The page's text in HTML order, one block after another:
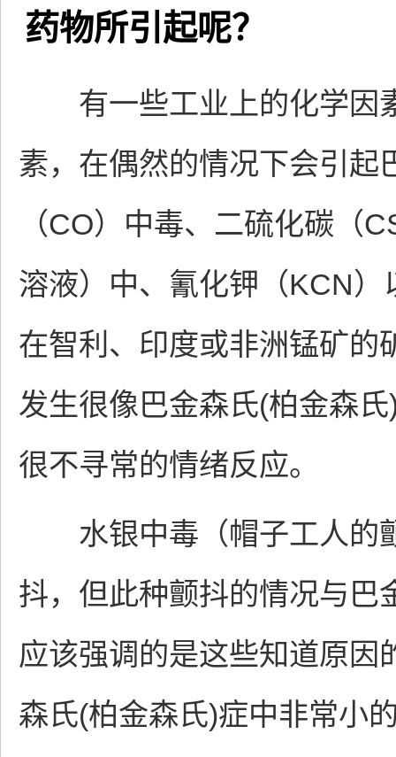
药物所引起呢？
有一些工业上的化学因
素，在偶然的情况下会引起
（CO）中毒、二硫化碳（
溶液）中、氰化钾（KCN
在智利、印度或非洲锰矿的
发生很像巴金森氏(柏金森
很不寻常的情绪反应。
水银中毒（帽子工人的
抖，但此种颤抖的情况与巴
应该强调的是这些知道原因
森氏(柏金森氏)症中非常小